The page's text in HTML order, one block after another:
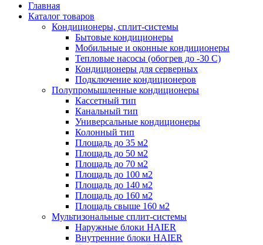
Главная
Каталог товаров
Кондиционеры, сплит-системы
Бытовые кондиционеры
Мобильные и оконные кондиционеры
Тепловые насосы (обогрев до -30 C)
Кондиционеры для серверных
Подключение кондиционеров
Полупромышленные кондиционеры
Кассетный тип
Канальный тип
Универсальные кондиционеры
Колонный тип
Площадь до 35 м2
Площадь до 50 м2
Площадь до 70 м2
Площадь до 100 м2
Площадь до 140 м2
Площадь до 160 м2
Площадь свыше 160 м2
Мультизональные сплит-системы
Наружные блоки HAIER
Внутренние блоки HAIER